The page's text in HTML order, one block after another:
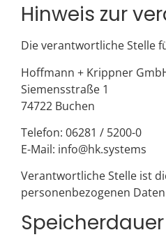
Hinweis zur
Die verantwortliche Stelle
Hoffmann + Krippner
Siemensstraße 1
74722 Buchen
Telefon: 06281 / 5200-0
E-Mail: info@hk.systems
Verantwortliche Stelle ist
personenbezogenen
Speicherdauer